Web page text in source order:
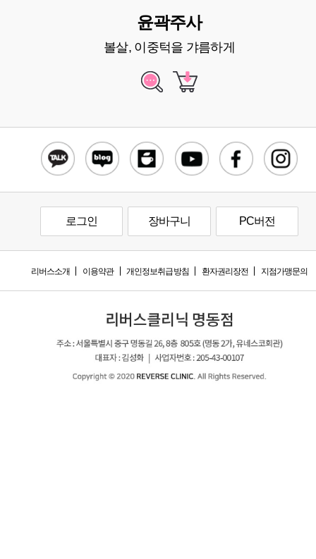
윤곽주사
볼살, 이중턱을 갸름하게
로그인 장바구니 PC버전
리버스소개 이용약관 개인정보취급방침 환자권리장전 지점가맹문의